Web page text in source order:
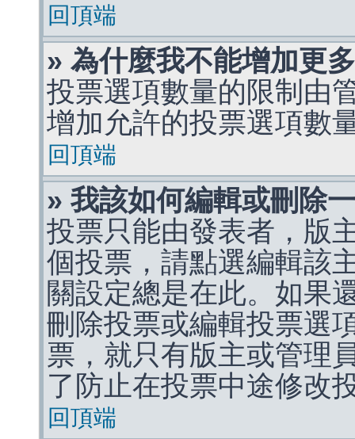
回頂端
» 為什麼我不能增加更
投票選項數量的限制由
增加允許的投票選項數
回頂端
» 我該如何編輯或刪除
投票只能由發表者，版
個投票，請點選編輯該
關設定總是在此。如果
刪除投票或編輯投票選
票，就只有版主或管理
了防止在投票中途修改
回頂端